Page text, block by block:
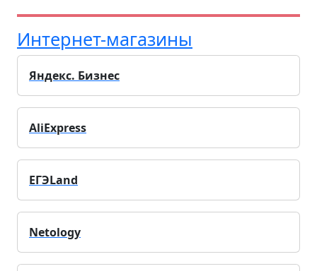
Интернет-магазины
Яндекс. Бизнес
AliExpress
ЕГЭLand
Netology